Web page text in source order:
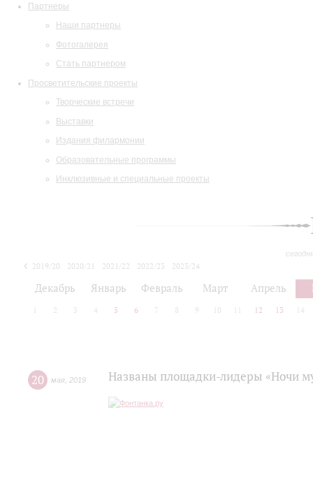
Партнеры
Наши партнеры
Фотогалерея
Стать партнером
Просветительские проекты
Творческие встречи
Выставки
Издания филармонии
Образовательные программы
Инклюзивные и специальные проекты
2019/20 2020/21 2021/22 2022/23
2023/24
Декабрь Январь Февраль Март Апрель
2 3 4 5 6 7 8 9 10 12 13 14
20 мая 2019 Названы площадки-лидеры «Ночи